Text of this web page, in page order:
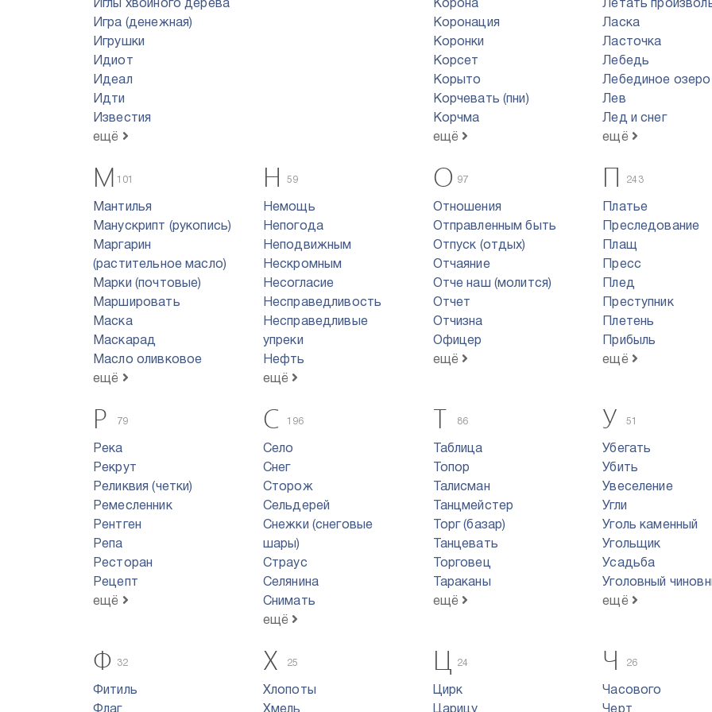
Иглы хвойного дерева
Игра (денежная)
Игрушки
Идиот
Идеал
Идти
Известия
ещё
Корона
Коронация
Коронки
Корсет
Корыто
Корчевать (пни)
Корчма
ещё
Летать
Ласка
Ласточка
Лебедь
Лебединое озеро
Лев
Лед и снег
ещё
М 101
Мантилья
Манускрипт (рукопись)
Маргарин
(растительное масло)
Марки (почтовые)
Маршировать
Маска
Маскарад
Масло оливковое
ещё
Н 59
Немощь
Непогода
Неподвижным
Нескромным
Несогласие
Несправедливость
Несправедливые
упреки
Нефть
ещё
О 97
Отношения
Отправленным быть
Отпуск (отдых)
Отчаяние
Отче наш (молится)
Отчет
Отчизна
Офицер
ещё
П 243
Платье
Преследование
Плащ
Пресс
Плед
Преступник
Плетень
Прибыль
ещё
Р 79
Река
Рекрут
Реликвия (четки)
Ремесленник
Рентген
Репа
Ресторан
Рецепт
ещё
С 196
Село
Снег
Сторож
Сельдерей
Снежки (снеговые
шары)
Страус
Селянина
Снимать
ещё
Т 86
Таблица
Топор
Талисман
Танцмейстер
Торг (базар)
Танцевать
Торговец
Тараканы
ещё
У 51
Убегать
Убить
Увеселение
Угли
Уголь каменный
Угольщик
Усадьба
Уголовный
ещё
Ф 32
Фитиль
Флаг
Х 25
Хлопоты
Хмель
Ц 24
Цирк
Царицу
Ч 26
Часового
Черт